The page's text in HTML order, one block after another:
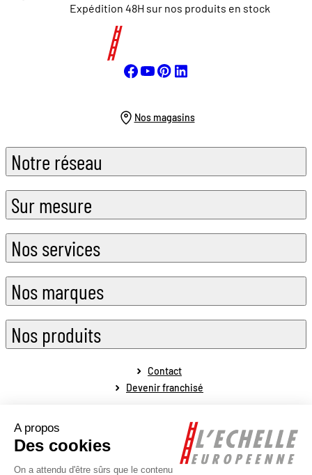
Expédition 48H sur nos produits en stock
Nos magasins
Notre réseau
Sur mesure
Nos services
Nos marques
Nos produits
Contact
Devenir franchisé